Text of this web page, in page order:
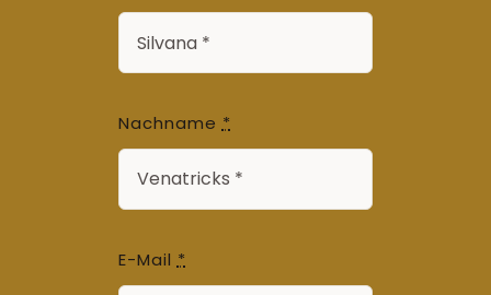
Nachname *
E-Mail *